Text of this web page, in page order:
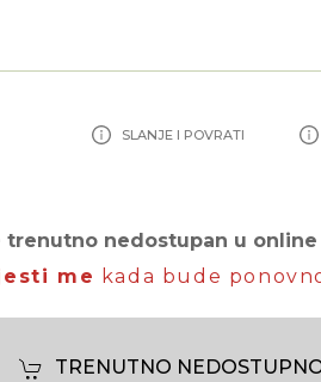
SLANJE I POVRATI
trenutno nedostupan u
me kada bude
TRENUTNO